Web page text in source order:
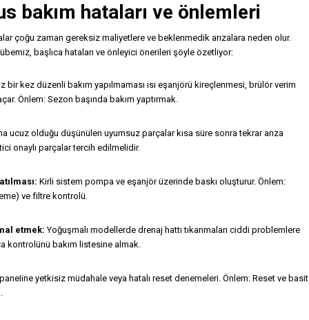
bakım hataları ve önlemleri
çoğu zaman gereksiz maliyetlere ve beklenmedik arızalara neden olur.
başlıca hataları ve önleyici önerileri şöyle özetliyor:
bir kez düzenli bakım yapılmaması ısı eşanjörü kireçlenmesi, brülör verim
Önlem: Sezon başında bakım yaptırmak.
ucuz olduğu düşünülen uyumsuz parçalar kısa süre sonra tekrar arıza
onaylı parçalar tercih edilmelidir.
Kirli sistem pompa ve eşanjör üzerinde baskı oluşturur. Önlem:
ve filtre kontrolü.
etmek: Yoğuşmalı modellerde drenaj hattı tıkanmaları ciddi problemlere
kontrolünü bakım listesine almak.
yetkisiz müdahale veya hatalı reset denemeleri. Önlem: Reset ve basit